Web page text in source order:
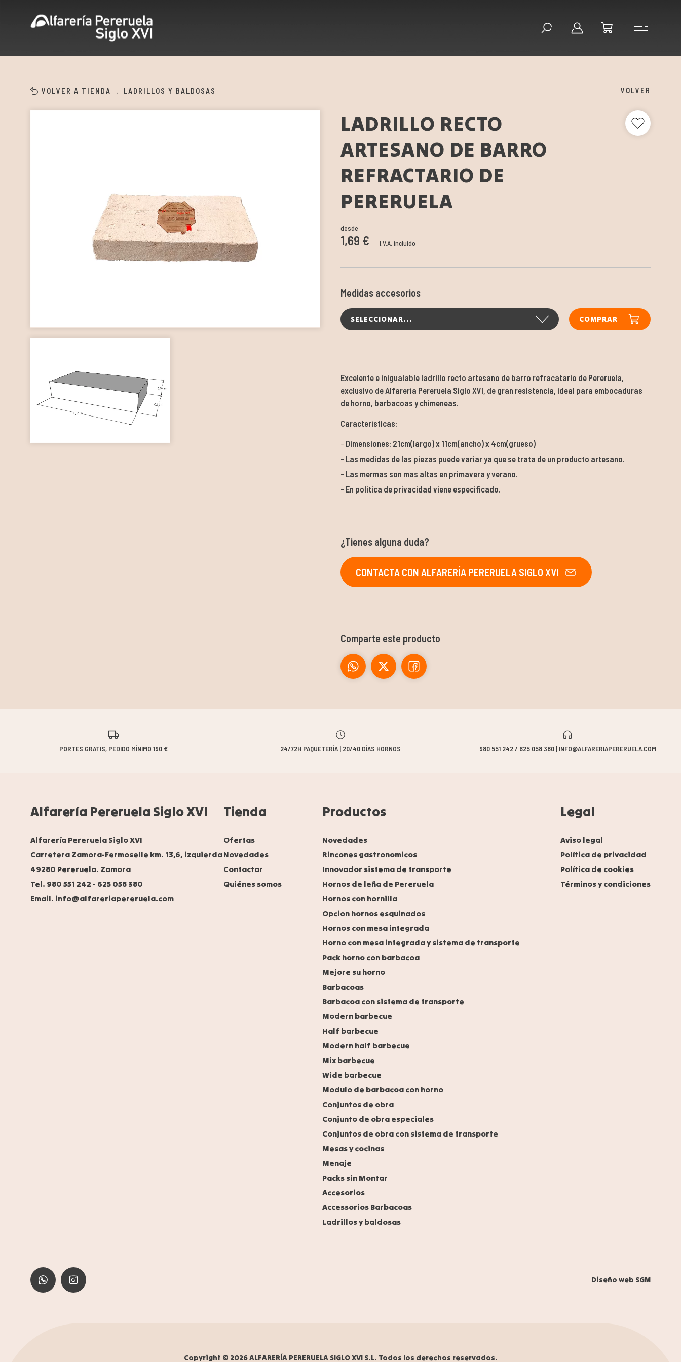
VOLVER A TIENDA . LADRILLOS Y BALDOSAS VOLVER
LADRILLO RECTO
ARTESANO DE BARRO
REFRACTARIO DE
PERERUELA
desde
1,69 € I.V.A. incluido
Medidas accesorios
SELECCIONAR... COMPRAR
Excelente e inigualable ladrillo recto artesano de barro refracatario de Pereruela,
exclusivo de Alfarería Pereruela Siglo XVI, de gran resistencia, ideal para embocaduras
de horno, barbacoas y chimeneas.
Características:
Dimensiones: 21cm(largo) x 11cm(ancho) x 4cm(grueso)
Las medidas de las piezas puede variar ya que se trata de un producto artesano.
Las mermas son mas altas en primavera y verano.
En politica de privacidad viene especificado.
¿Tienes alguna duda?
CONTACTA CON ALFARERÍA PERERUELA SIGLO XVI
Comparte este producto
PORTES GRATIS, PEDIDO MÍNIMO 190 € 24/72H PAQUETERÍA | 20/40 DÍAS HORNOS 980 551 242 / 625 058 380 | INFO@ALFARERIAPERERUELA.COM
Alfarería Pereruela Siglo XVI
Alfarería Pereruela Siglo XVI
Carretera Zamora-Fermoselle km. 13,6, izquierda
49280 Pereruela. Zamora
Tel. 980 551 242 - 625 058 380
Email. info@alfareriapereruela.com
Tienda
Ofertas
Novedades
Contactar
Quiénes somos
Productos
Novedades
Rincones gastronomicos
Innovador sistema de transporte
Hornos de leña de Pereruela
Hornos con hornilla
Opcion hornos esquinados
Hornos con mesa integrada
Horno con mesa integrada y sistema de transporte
Pack horno con barbacoa
Mejore su horno
Barbacoas
Barbacoa con sistema de transporte
Modern barbecue
Half barbecue
Modern half barbecue
Mix barbecue
Wide barbecue
Modulo de barbacoa con horno
Conjuntos de obra
Conjunto de obra especiales
Conjuntos de obra con sistema de transporte
Mesas y cocinas
Menaje
Packs sin Montar
Accesorios
Accessorios Barbacoas
Ladrillos y baldosas
Legal
Aviso legal
Política de privacidad
Política de cookies
Términos y condiciones
Diseño web SGM
Copyright © 2026 ALFARERÍA PERERUELA SIGLO XVI S.L. Todos los derechos reservados.